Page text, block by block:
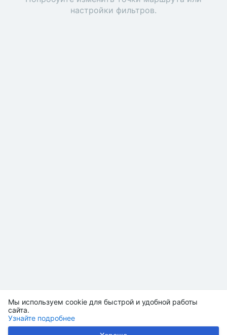
Мы используем cookie для быстрой и удобной работы
сайта.
Узнайте подробнее
настройки фильтров.